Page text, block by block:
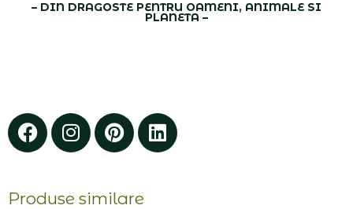
– DIN DRAGOSTE PENTRU OAMENI, ANIMALE SI
PLANETA –
Produse similare